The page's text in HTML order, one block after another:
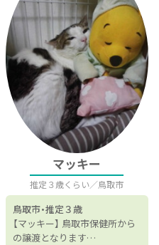
マッキー
推定３歳くらい 鳥取市
鳥取市 推定３歳
【マッキー】 鳥取市保健所から
の譲渡となります…